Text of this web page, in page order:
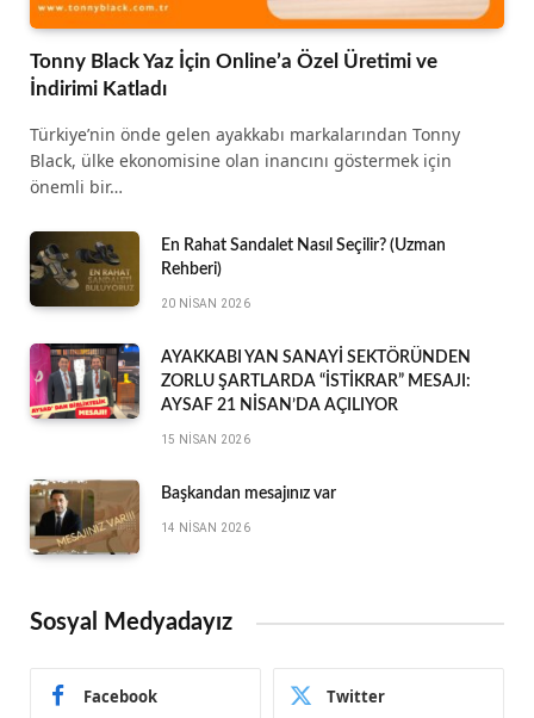
Tonny Black Yaz İçin Online’a Özel Üretimi ve
İndirimi Katladı
Türkiye’nin önde gelen ayakkabı markalarından Tonny
Black, ülke ekonomisine olan inancını göstermek için
önemli bir…
En Rahat Sandalet Nasıl Seçilir? (Uzman
Rehberi)
20 NISAN 2026
AYAKKABI YAN SANAYİ SEKTÖRÜNDEN
ZORLU ŞARTLARDA “İSTİKRAR” MESAJI:
AYSAF 21 NİSAN’DA AÇILIYOR
15 NISAN 2026
Başkandan mesajınız var
14 NISAN 2026
Sosyal Medyadayız
Facebook Twitter